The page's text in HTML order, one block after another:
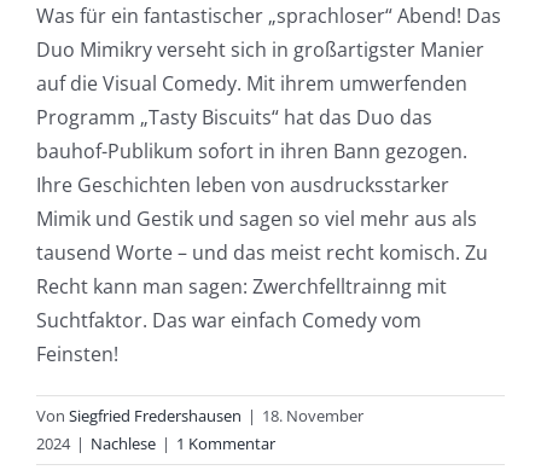
Was für ein fantastischer „sprachloser“ Abend! Das
Duo Mimikry verseht sich in großartigster Manier
auf die Visual Comedy. Mit ihrem umwerfenden
Programm „Tasty Biscuits“ hat das Duo das
bauhof-Publikum sofort in ihren Bann gezogen.
Ihre Geschichten leben von ausdrucksstarker
Mimik und Gestik und sagen so viel mehr aus als
tausend Worte – und das meist recht komisch. Zu
Recht kann man sagen: Zwerchfelltrainng mit
Suchtfaktor. Das war einfach Comedy vom
Feinsten!
Von Siegfried Fredershausen | 18. November
2024 | Nachlese | 1 Kommentar